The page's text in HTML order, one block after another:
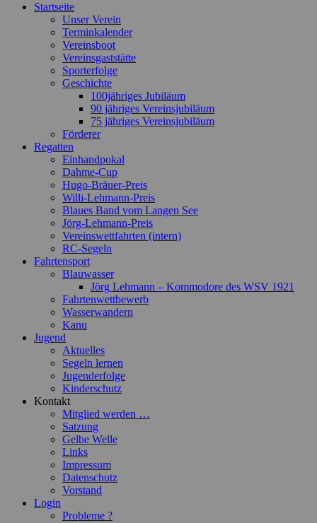
oben
Startseite
Unser Verein
Terminkalender
Vereinsboot
Vereinsgaststätte
Sporterfolge
Geschichte
100jähriges Jubiläum
90 jähriges Vereinsjubiläum
75 jähriges Vereinsjubiläum
Förderer
Regatten
Einhandpokal
Dahme-Cup
Hugo-Bräuer-Preis
Willi-Lehmann-Preis
Blaues Band vom Langen See
Jörg-Lehmann-Preis
Vereinswettfahrten (intern)
RC-Segeln
Fahrtensport
Blauwasser
Jörg Lehmann – Kommodore des WSV 1921
Fahrtenwettbewerb
Wasserwandern
Kanu
Jugend
Aktuelles
Segeln lernen
Jugenderfolge
Kinderschutz
Kontakt
Mitglied werden …
Satzung
Gelbe Welle
Links
Impressum
Datenschutz
Vorstand
Login
Probleme ?